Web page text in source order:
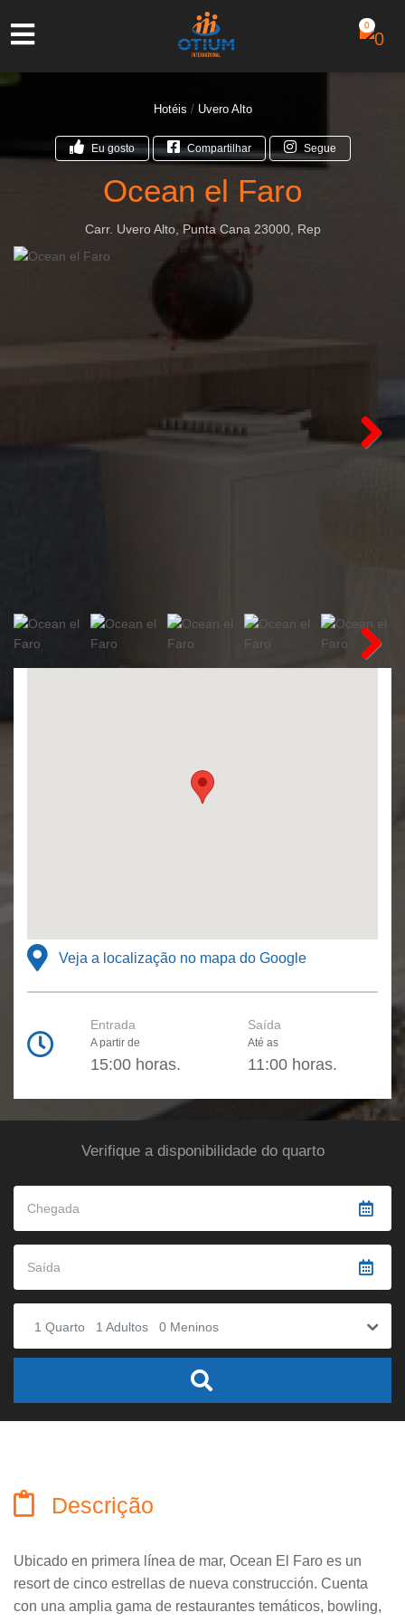
0
Hotéis / Uvero Alto
Eu gosto Compartilhar Segue
Ocean el Faro
Carr. Uvero Alto, Punta Cana 23000, Rep
Veja a localização no mapa do Google
Entrada
A partir de
15:00 horas.
Saída
Até as
11:00 horas.
Verifique a disponibilidade do quarto
1 Quarto 1 Adultos 0 Meninos
Descrição
Ubicado en primera línea de mar, Ocean El Faro es un
resort de cinco estrellas de nueva construcción. Cuenta
con una amplia gama de restaurantes temáticos, bowling,